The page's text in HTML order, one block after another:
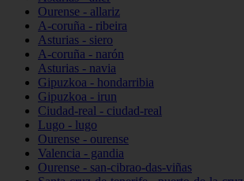
Ourense - allariz
A-coruña - ribeira
Asturias - siero
A-coruña - narón
Asturias - navia
Gipuzkoa - hondarribia
Gipuzkoa - irun
Ciudad-real - ciudad-real
Lugo - lugo
Ourense - ourense
Valencia - gandia
Ourense - san-cibrao-das-viñas